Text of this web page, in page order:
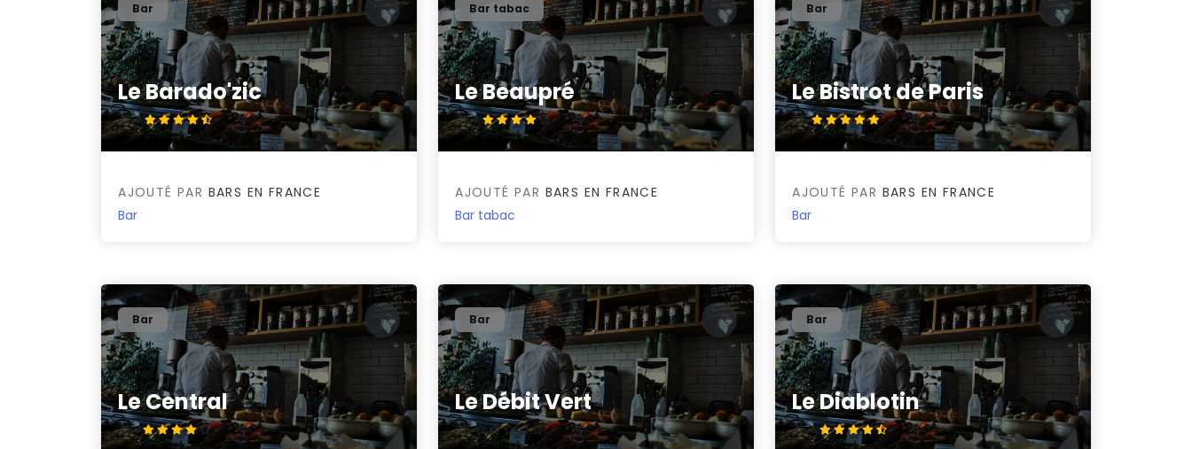
Le Barado'zic
4.7/5
Bar
AJOUTÉ PAR BARS EN FRANCE
Bar
Le Beaupré
4.2/5
Bar tabac
AJOUTÉ PAR BARS EN FRANCE
Bar tabac
Le Bistrot de Paris
5/5
Bar
AJOUTÉ PAR BARS EN FRANCE
Bar
Le Central
4.1/5
Bar
Le Débit Vert
0/5
Bar
Le Diablotin
4.5/5
Bar